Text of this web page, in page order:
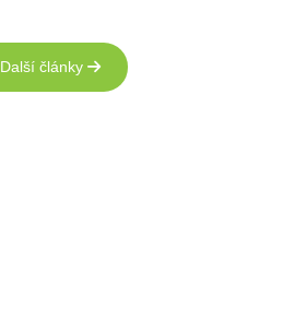
Další články